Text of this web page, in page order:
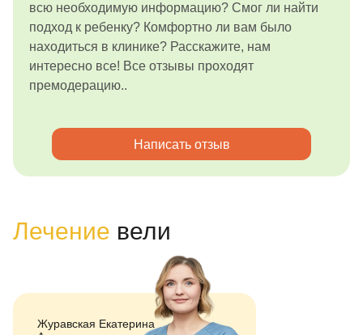
всю необходимую информацию? Смог ли найти
подход к ребенку? Комфортно ли вам было
находиться в клинике? Расскажите, нам
интересно все! Все отзывы проходят
премодерацию..
Написать отзыв
Лечение вели
Журавская Екатерина